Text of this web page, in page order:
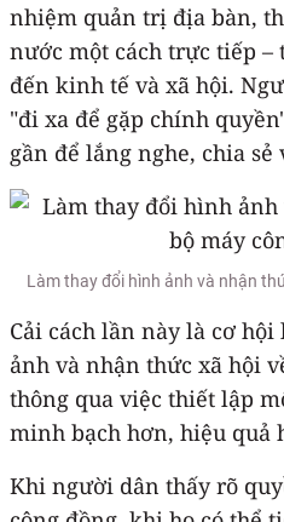
nhiệm quản trị địa bàn,
nước một cách trực tiếp
đến kinh tế và xã hội.
"đi xa để gặp chính
gần để lắng nghe, chia sẻ
Làm thay đổi hình ảnh và nhận
Cải cách lần này là cơ
ảnh và nhận thức xã hội
thông qua việc thiết lập
minh bạch hơn, hiệu quả
Khi người dân thấy rõ